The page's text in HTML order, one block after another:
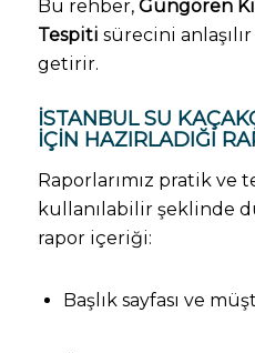
Bu rehber, Güngören
Tespiti sürecini
getirir.
İSTANBUL SU
IÇIN HAZIRLADIĞI
Raporlarımız pratik ve
kullanılabilir şeklinde
rapor içeriği:
Başlık sayfası ve